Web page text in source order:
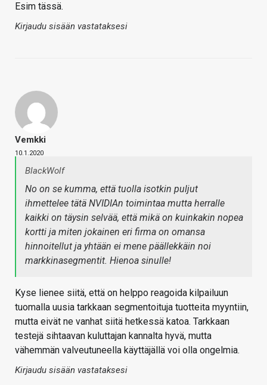
Esim tässä.
Kirjaudu sisään vastataksesi
Vemkki
10.1.2020
BlackWolf
No on se kumma, että tuolla isotkin puljut
ihmettelee tätä NVIDIAn toimintaa mutta herralle
kaikki on täysin selvää, että mikä on kuinkakin nopea
kortti ja miten jokainen eri firma on omansa
hinnoitellut ja yhtään ei mene päällekkäin noi
markkinasegmentit. Hienoa sinulle!
Kyse lienee siitä, että on helppo reagoida kilpailuun
tuomalla uusia tarkkaan segmentoituja tuotteita myyntiin,
mutta eivät ne vanhat siitä hetkessä katoa. Tarkkaan
testejä sihtaavan kuluttajan kannalta hyvä, mutta
vähemmän valveutuneella käyttäjällä voi olla ongelmia.
Kirjaudu sisään vastataksesi